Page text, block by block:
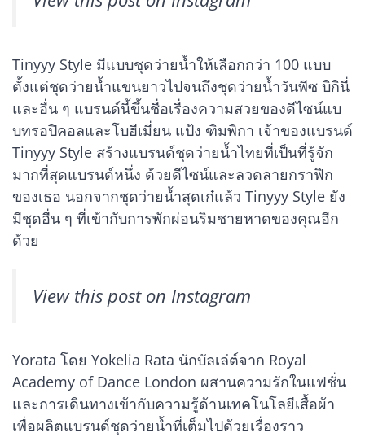
Tinyyy Style มีแบบชุดว่ายน้ำให้เลือกกว่า 100 แบบ
ตั้งแต่ชุดว่ายน้ำแขนยาวไปจนถึงชุดว่ายน้ำวันพีซ บิกินี่
และอื่น ๆ แบรนด์นี้ขึ้นชื่อเรื่องความสวยของดีไซน์แบ
บทรอปิคอลและโบฮีเมี่ยน แป้ง ฑิมพิกา เจ้าของแบรนด์
Tinyyy Style สร้างแบรนด์ชุดว่ายน้ำไทยที่เป็นที่รู้จัก
มากที่สุดแบรนด์หนึ่ง ด้วยดีไซน์และลวดลายกราฟิก
ของเธอ นอกจากชุดว่ายน้ำสุดเก๋แล้ว Tinyyy Style ยัง
มีชุดอื่น ๆ ที่เข้ากับการพักผ่อนริมชายหาดของคุณอีก
ด้วย
View this post on Instagram
Yorata โดย Yokelia Rata นักบัลเล่ต์จาก Royal
Academy of Dance London ผสานความรักในแฟชั่น
และการเดินทางเข้ากับความรู้ด้านเทคโนโลยีเสื้อผ้า
เพื่อผลิตแบรนด์ชุดว่ายน้ำที่เต็มไปด้วยเรื่องราว